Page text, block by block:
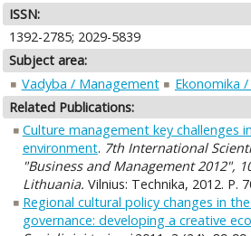
ISSN:
1392-2785; 2029-5839
Subject area:
Vadyba / Management
Ekonomika
Related Publications:
Culture management key challenges
environment. 7th International
"Business and Management 2012",
Lithuania. Vilnius: Technika, 2012. P.
Regional cultural policy changes in
governance: developing a creative